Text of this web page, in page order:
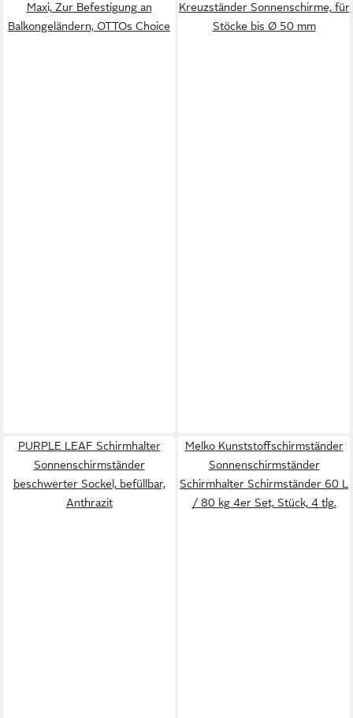
Maxi, Zur Befestigung an
Balkongeländern, OTTOs Choice
Kreuzständer Sonnenschirme, für
Stöcke bis Ø 50 mm
PURPLE LEAF Schirmhalter
Sonnenschirmständer
beschwerter Sockel, befüllbar,
Anthrazit
Melko Kunststoffschirmständer
Sonnenschirmständer
Schirmhalter Schirmständer 60 L
/ 80 kg 4er Set, Stück, 4 tlg.